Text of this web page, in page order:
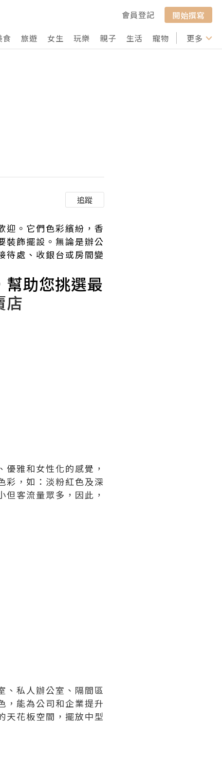
會員登記
開始撰寫
食 旅遊 女生 玩樂 親子 生活 寵物 行山 打卡
更多
追蹤
迎。它們色彩繽紛，香
裝飾擺設。無論是辦公
待處、收銀台或房間變
助您挑選最
店
雅和女性化的感覺，
彩，如：淡粉紅色及深
客流量眾多，因此，
、私人辦公室、隔間區
，能為公司和企業提升
天花板空間，擺放中型